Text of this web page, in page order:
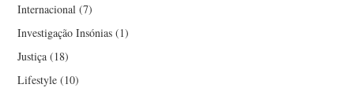
Internacional (7)
Investigação Insónias (1)
Justiça (18)
Lifestyle (10)